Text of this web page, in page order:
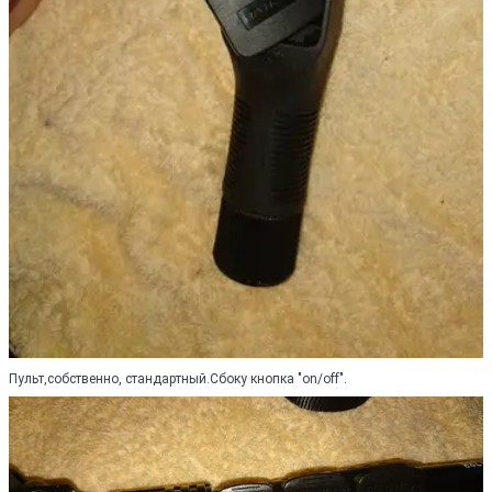
Пульт,собственно, стандартный.Сбоку кнопка "on/off".